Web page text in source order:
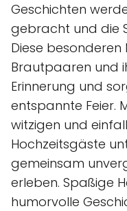
Geschichten
gebracht und die
Diese
Brautpaaren und
Erinnerung und
entspannte Feier.
witzigen und
Hochzeitsgäste
gemeinsam
erleben. Spaßige
humorvolle